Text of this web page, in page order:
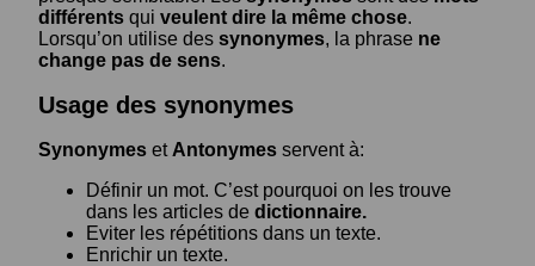
différents qui veulent dire la même chose.
Lorsqu’on utilise des synonymes, la phrase ne
change pas de sens.
Usage des synonymes
Synonymes et Antonymes servent à:
Définir un mot. C’est pourquoi on les trouve
dans les articles de dictionnaire.
Eviter les répétitions dans un texte.
Enrichir un texte.